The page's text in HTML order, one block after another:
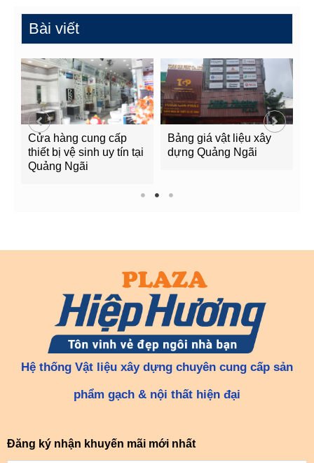
Bài viết
Cửa hàng cung cấp
thiết bị vệ sinh uy tín tại
Quảng Ngãi
Bảng giá vật liệu xây
dựng Quảng Ngãi
1 2 3
Hệ thống Vật liệu xây dựng chuyên cung cấp sản
phẩm gạch & nội thất hiện đại
Đăng ký nhận khuyến mãi mới nhất